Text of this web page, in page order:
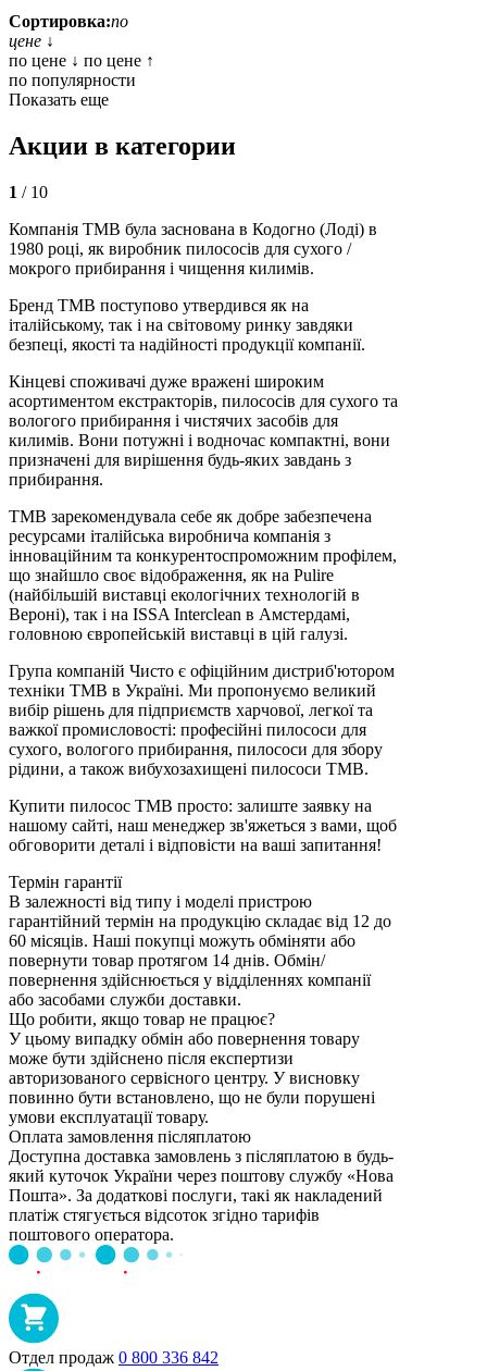
Сортировка:по
цене ↓
по цене ↓ по цене ↑
по популярности
Показать еще
Акции в категории
1 / 10
Компанія TMB була заснована в Кодогно (Лоді) в
1980 році, як виробник пилососів для сухого /
мокрого прибирання і чищення килимів.
Бренд TMB поступово утвердився як на
італійському, так і на світовому ринку завдяки
безпеці, якості та надійності продукції компанії.
Кінцеві споживачі дуже вражені широким
асортиментом екстракторів, пилососів для сухого та
вологого прибирання і чистячих засобів для
килимів. Вони потужні і водночас компактні, вони
призначені для вирішення будь-яких завдань з
прибирання.
TMB зарекомендувала себе як добре забезпечена
ресурсами італійська виробнича компанія з
інноваційним та конкурентоспроможним профілем,
що знайшло своє відображення, як на Pulire
(найбільшій виставці екологічних технологій в
Вероні), так і на ISSA Interclean в Амстердамі,
головною європейській виставці в цій галузі.
Група компаній Чисто є офіційним дистриб'ютором
техніки TMB в Україні. Ми пропонуємо великий
вибір рішень для підприємств харчової, легкої та
важкої промисловості: професійні пилососи для
сухого, вологого прибирання, пилососи для збору
рідини, а також вибухозахищені пилососи TMB.
Купити пилосос TMB просто: залиште заявку на
нашому сайті, наш менеджер зв'яжеться з вами, щоб
обговорити деталі і відповісти на ваші запитання!
Термін гарантії
В залежності від типу і моделі пристрою
гарантійний термін на продукцію складає від 12 до
60 місяців. Наші покупці можуть обміняти або
повернути товар протягом 14 днів. Обмін/
повернення здійснюється у відділеннях компанії
або засобами служби доставки.
Що робити, якщо товар не працює?
У цьому випадку обмін або повернення товару
може бути здійснено після експертизи
авторизованого сервісного центру. У висновку
повинно бути встановлено, що не були порушені
умови експлуатації товару.
Оплата замовлення післяплатою
Доступна доставка замовлень з післяплатою в будь-
який куточок України через поштову службу «Нова
Пошта». За додаткові послуги, такі як накладений
платіж стягується відсоток згідно тарифів
поштового оператора.
Отдел продаж 0 800 336 842